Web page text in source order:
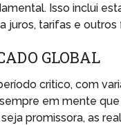
Isso inclui
juros, tarifas e
GLOBAL
critico, com
em mente
promissora, as